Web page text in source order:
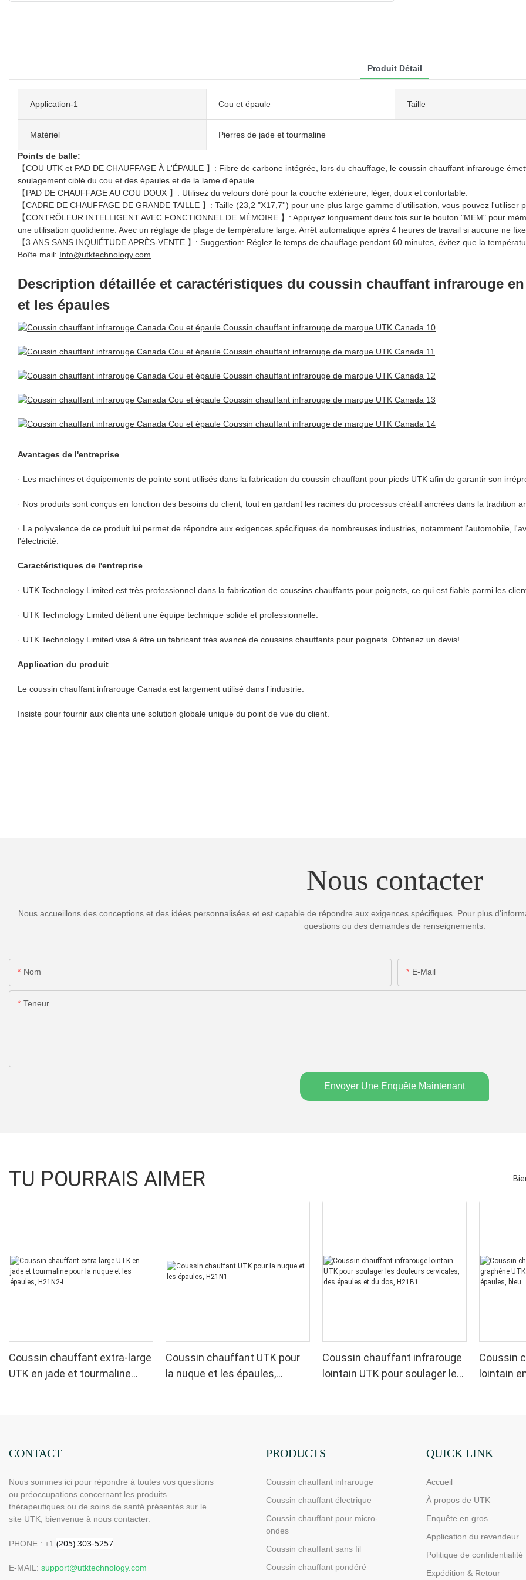
Produit Détail
Application-1 Cou et épaule Taille
Matériel Pierres de jade et tourmaline
Points de balle:
【COU UTK et PAD DE CHAUFFAGE À L'ÉPAULE 】: Fibre de carbone intégrée, lors du chauffage, le coussin chauffant infrarouge
soulagement ciblé du cou et des épaules et de la lame d'épaule.
【PAD DE CHAUFFAGE AU COU DOUX 】: Utilisez du velours doré pour la couche extérieure, léger, doux et confortable.
【CADRE DE CHAUFFAGE DE GRANDE TAILLE 】: Taille (23,2 "X17,7'') pour une plus large gamme d'utilisation, vous pouvez l'utiliser
【CONTRÔLEUR INTELLIGENT AVEC FONCTIONNEL DE MÉMOIRE 】: Appuyez longuement deux fois sur le bouton "MEM" pour
une utilisation quotidienne. Avec un réglage de plage de température large. Arrêt automatique après 4 heures de travail si aucune ne
【3 ANS SANS INQUIÉTUDE APRÈS-VENTE 】: Suggestion: Réglez le temps de chauffage pendant 60 minutes, évitez que la
Boîte mail: Info@utktechnology.com
Description détaillée et caractéristiques du coussin chauffant infrarouge
et les épaules
Avantages de l'entreprise
· Les machines et équipements de pointe sont utilisés dans la fabrication du coussin chauffant pour pieds UTK afin de garantir son
· Nos produits sont conçus en fonction des besoins du client, tout en gardant les racines du processus créatif ancrées dans la tradition
· La polyvalence de ce produit lui permet de répondre aux exigences spécifiques de nombreuses industries, notamment l'automobile,
l'électricité.
Caractéristiques de l'entreprise
· UTK Technology Limited est très professionnel dans la fabrication de coussins chauffants pour poignets, ce qui est fiable parmi les
· UTK Technology Limited détient une équipe technique solide et professionnelle.
· UTK Technology Limited vise à être un fabricant très avancé de coussins chauffants pour poignets. Obtenez un devis!
Application du produit
Le coussin chauffant infrarouge Canada est largement utilisé dans l'industrie.
Insiste pour fournir aux clients une solution globale unique du point de vue du client.
Nous contacter
Nous accueillons des conceptions et des idées personnalisées et est capable de répondre aux exigences spécifiques. Pour plus
questions ou des demandes de renseignements.
Nom E-Mail
Teneur
Envoyer Une Enquête Maintenant
TU POURRAIS AIMER
Coussin chauffant extra-large
UTK en jade et tourmaline
Coussin chauffant UTK pour
la nuque et les épaules,
Coussin chauffant infrarouge
lointain UTK pour soulager les
Coussin
lointain
CONTACT
Nous sommes ici pour répondre à toutes vos questions
ou préoccupations concernant les produits
thérapeutiques ou de soins de santé présentés sur le
site UTK, bienvenue à nous contacter.
PHONE : +1
E-MAIL: support@utktechnology.com
PRODUCTS
Coussin chauffant infrarouge
Coussin chauffant électrique
Coussin chauffant pour micro-
ondes
Coussin chauffant sans fil
Coussin chauffant pondéré
QUICK LINK
Accueil
À propos de UTK
Enquête en gros
Application du revendeur
Politique de confidentialité
Expédition & Retour